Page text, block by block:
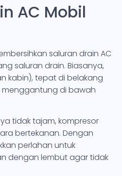
AC Mobil
saluran drain AC
saluran drain. Biasanya,
kabin), tepat di belakang
menggantung di bawah
tidak tajam, kompresor
bertekanan. Dengan
perlahan untuk
dengan lembut agar tidak